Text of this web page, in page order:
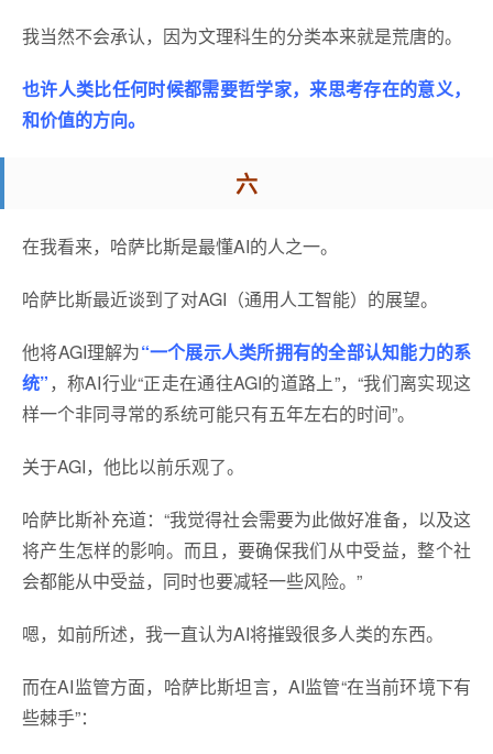
我当然不会承认，因为文理科生的分类本来就是荒唐的。
也许人类比任何时候都需要哲学家，来思考存在的意义，
和价值的方向。
六
在我看来，哈萨比斯是最懂AI的人之一。
哈萨比斯最近谈到了对AGI（通用人工智能）的展望。
他将AGI理解为“一个展示人类所拥有的全部认知能力的系
统”，称AI行业“正走在通往AGI的道路上”，“我们离实现这
样一个非同寻常的系统可能只有五年左右的时间”。
关于AGI，他比以前乐观了。
哈萨比斯补充道：“我觉得社会需要为此做好准备，以及这
将产生怎样的影响。而且，要确保我们从中受益，整个社
会都能从中受益，同时也要减轻一些风险。”
嗯，如前所述，我一直认为AI将摧毁很多人类的东西。
而在AI监管方面，哈萨比斯坦言，AI监管“在当前环境下有
些棘手”：